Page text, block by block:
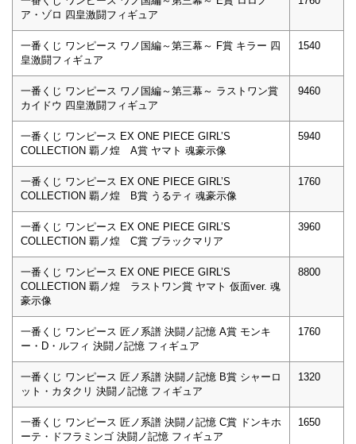
ア・ゾロ 四皇激闘フィギュア
一番くじ ワンピース ワノ国編～第三幕～ F賞 キラー 四
皇激闘フィギュア
1540
一番くじ ワンピース ワノ国編～第三幕～ ラストワン賞
カイドウ 四皇激闘フィギュア
9460
一番くじ ワンピース EX ONE PIECE GIRL’S
COLLECTION 覇ノ煌 A賞 ヤマト 魂豪示像
5940
一番くじ ワンピース EX ONE PIECE GIRL’S
COLLECTION 覇ノ煌 B賞 うるティ 魂豪示像
1760
一番くじ ワンピース EX ONE PIECE GIRL’S
COLLECTION 覇ノ煌 C賞 ブラックマリア
3960
一番くじ ワンピース EX ONE PIECE GIRL’S
COLLECTION 覇ノ煌 ラストワン賞 ヤマト 仮面ver. 魂
豪示像
8800
一番くじ ワンピース 匠ノ系譜 決闘ノ記憶 A賞 モンキ
ー・D・ルフィ 決闘ノ記憶 フィギュア
1760
一番くじ ワンピース 匠ノ系譜 決闘ノ記憶 B賞 シャーロ
ット・カタクリ 決闘ノ記憶 フィギュア
1320
一番くじ ワンピース 匠ノ系譜 決闘ノ記憶 C賞 ドンキホ
ーテ・ドフラミンゴ 決闘ノ記憶 フィギュア
1650